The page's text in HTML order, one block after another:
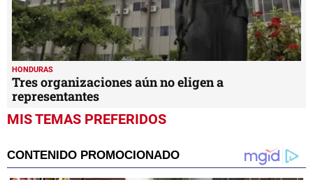
HONDURAS
Tres organizaciones aún no eligen a
representantes
MIS TEMAS PREFERIDOS